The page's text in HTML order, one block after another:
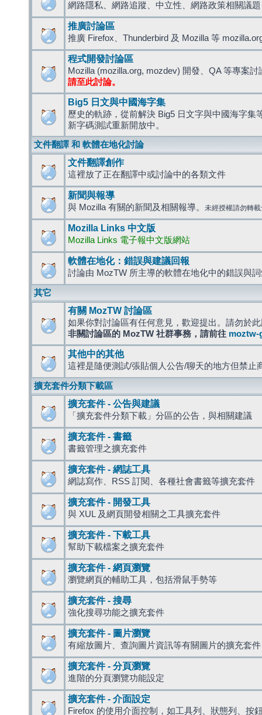
網路隱私、網路追蹤、中立性、網路政策相關議題
推廣討論區
推廣 Firefox、Thunderbird 及 Mozilla 等
程式開發討論區
Mozilla (mozilla.org, mozdev) 開發、QA 等專案討
請至此討論。
Big5 日文與中國海字集
歷史的軌跡，從前解決 Big5 日文字與中國海字集
新字碼測試重新開放中。
文件翻譯 和 軟體在地化討論
文件翻譯創作
這裡放了正在翻譯中或討論中的各類文件
新聞與報導
與 Mozilla 有關的新聞及相關報導。 未經授權請勿轉
Mozilla Links 中文版
Mozilla Links 電子報中文版網站
軟體在地化：錯誤與建議回報
討論由 MozTW 所主導的軟體在地化中的錯誤與
其它
有關 MozTW 討論區
如果你對討論區有任何意見，歡迎提出。請勿於
非關討論區的 MozTW 社群事務，請前往 moztw-
其他中的其他
這裡是隨便測試/張貼個人公告/聊天的地方但禁止
擴充套件分類下載區
擴充套件 - 公告與建議
「擴充套件分類下載」分區的公告，與相關建議
擴充套件 - 書籤
書籤管理之擴充套件
擴充套件 - 網誌工具
網誌寫作、RSS 訂閱、各種社會書籤等擴充套件
擴充套件 - 開發工具
與 XUL 及網頁開發相關之工具擴充套件
擴充套件 - 下載工具
幫助下載檔案之擴充套件
擴充套件 - 網頁瀏覽
瀏覽網頁的輔助工具，包括滑鼠手勢等
擴充套件 - 搜尋
強化搜尋功能之擴充套件
擴充套件 - 圖片瀏覽
有縮放圖片、查詢圖片資訊等有關圖片的擴充套件
擴充套件 - 分頁瀏覽
進階的分頁瀏覽功能設定
擴充套件 - 介面設定
Firefox 的使用介面控制，如工具列、狀態列、按